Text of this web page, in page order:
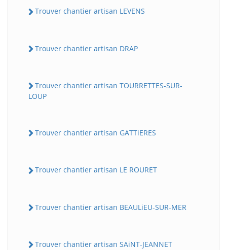
Trouver chantier artisan LEVENS
Trouver chantier artisan DRAP
Trouver chantier artisan TOURRETTES-SUR-
LOUP
Trouver chantier artisan GATTiERES
Trouver chantier artisan LE ROURET
Trouver chantier artisan BEAULiEU-SUR-MER
Trouver chantier artisan SAiNT-JEANNET